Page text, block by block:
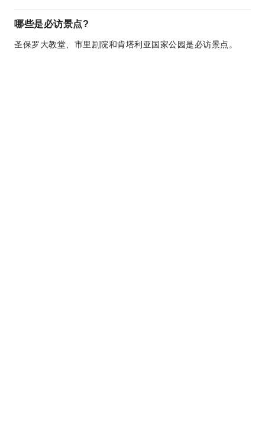
哪些是必访景点?
圣保罗大教堂、市里剧院和肯塔利亚国家公园是必访景点。